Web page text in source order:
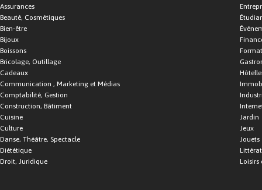
Assurances
Beauté, Cosmétiques
Bien-être
Bijoux
Boissons
Bricolage, Outillage
Cadeaux
Communication , Marketing et Médias
Comptabilité, Gestion
Construction, Bâtiment
Cuisine
Culture
Danse, Théâtre, Spectacle
Diététique
Droit, Juridique
Jardin
Jeux
Jouets
Loisirs